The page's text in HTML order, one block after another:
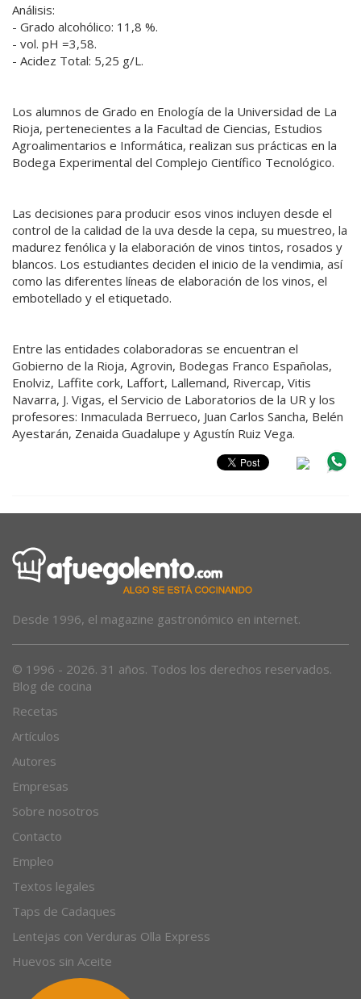
Análisis:
- Grado alcohólico: 11,8 %.
- vol. pH =3,58.
- Acidez Total: 5,25 g/L.
Los alumnos de Grado en Enología de la Universidad de La
Rioja, pertenecientes a la Facultad de Ciencias, Estudios
Agroalimentarios e Informática, realizan sus prácticas en la
Bodega Experimental del Complejo Científico Tecnológico.
Las decisiones para producir esos vinos incluyen desde el
control de la calidad de la uva desde la cepa, su muestreo, la
madurez fenólica y la elaboración de vinos tintos, rosados y
blancos. Los estudiantes deciden el inicio de la vendimia, así
como las diferentes líneas de elaboración de los vinos, el
embotellado y el etiquetado.
Entre las entidades colaboradoras se encuentran el
Gobierno de la Rioja, Agrovin, Bodegas Franco Españolas,
Enolviz, Laffite cork, Laffort, Lallemand, Rivercap, Vitis
Navarra, J. Vigas, el Servicio de Laboratorios de la UR y los
profesores: Inmaculada Berrueco, Juan Carlos Sancha, Belén
Ayestarán, Zenaida Guadalupe y Agustín Ruiz Vega.
Desde 1996, el magazine gastronómico en internet.
© 1996 - 2026. 31 años. Todos los derechos reservados.
Blog de cocina
Recetas
Artículos
Autores
Empresas
Sobre nosotros
Contacto
Empleo
Textos legales
Taps de Cadaques
Lentejas con Verduras Olla Express
Huevos sin Aceite